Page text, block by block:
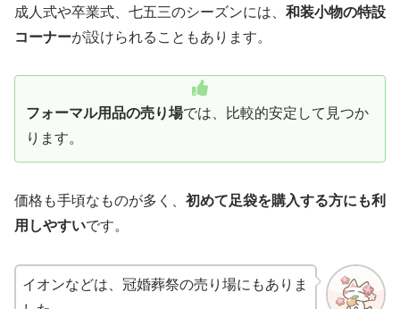
成人式や卒業式、七五三のシーズンには、 和装小物の特設
コーナーが設けられることもあります。
フォーマル用品の売り場では、比較的安定して見つか
ります。
価格も手頃なものが多く、 初めて足袋を購入する方にも利
用しやすいです。
イオンなどは、冠婚葬祭の売り場にもありま